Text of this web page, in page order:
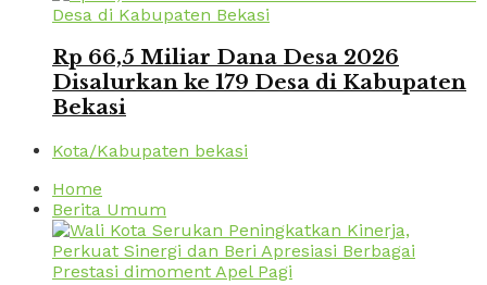
Rp 66,5 Miliar Dana Desa 2026
Disalurkan ke 179 Desa di Kabupaten
Bekasi
Kota/Kabupaten bekasi
Home
Berita Umum